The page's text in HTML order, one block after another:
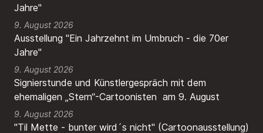
Jahre"
9. August 2026
Ausstellung "Ein Jahrzehnt im Umbruch - die 70er
Jahre"
9. August 2026
Signierstunde und Künstlergespräch mit dem
ehemaligen „Stern“-Cartoonisten am 9. August
9. August 2026
"Til Mette - bunter wird´s nicht" (Cartoonausstellung)